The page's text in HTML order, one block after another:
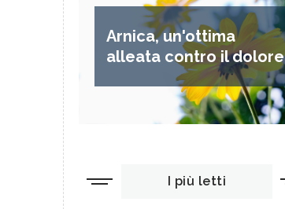
Arnica, un'ottima
alleata contro il dolore
I più letti